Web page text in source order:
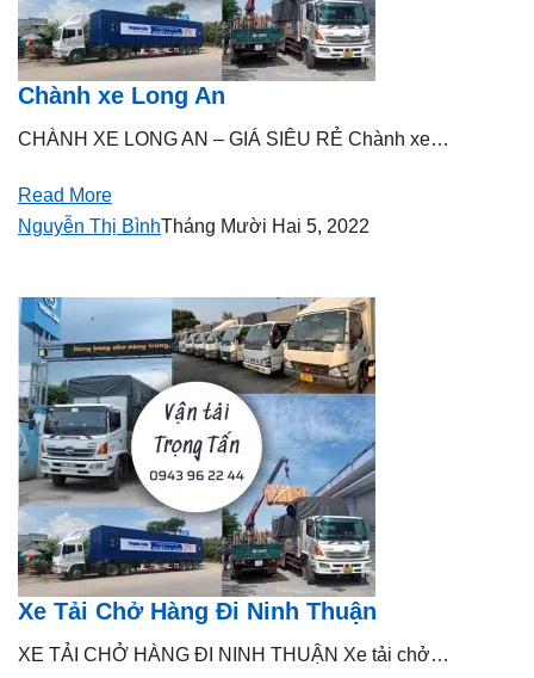
Chành xe Long An
CHÀNH XE LONG AN – GIÁ SIÊU RẺ Chành xe…
Read More
Nguyễn Thị BìnhTháng Mười Hai 5, 2022
Xe Tải Chở Hàng Đi Ninh Thuận
XE TẢI CHỞ HÀNG ĐI NINH THUẬN Xe tải chở…